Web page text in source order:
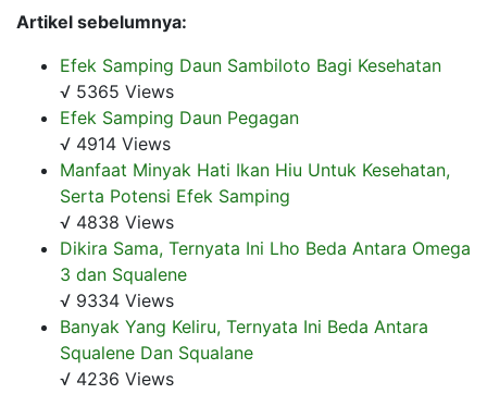
Artikel sebelumnya:
Efek Samping Daun Sambiloto Bagi Kesehatan
√ 5365 Views
Efek Samping Daun Pegagan
√ 4914 Views
Manfaat Minyak Hati Ikan Hiu Untuk Kesehatan,
Serta Potensi Efek Samping
√ 4838 Views
Dikira Sama, Ternyata Ini Lho Beda Antara Omega
3 dan Squalene
√ 9334 Views
Banyak Yang Keliru, Ternyata Ini Beda Antara
Squalene Dan Squalane
√ 4236 Views